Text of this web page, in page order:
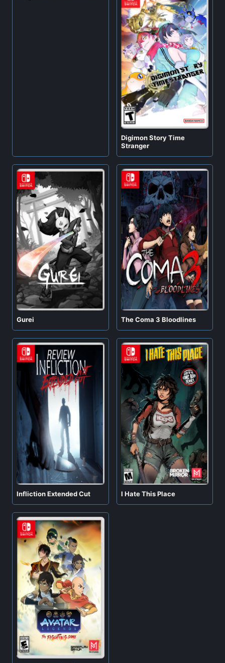
Digimon Story Time
Stranger
Gurei The Coma 3 Bloodlines
Infliction Extended Cut I Hate This Place